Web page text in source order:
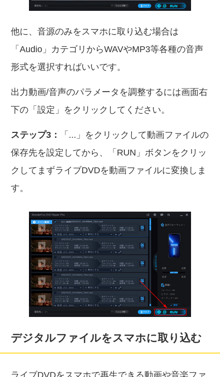
他に、音源のみをスマホに取り込む場合は
「Audio」カテゴリからWAVやMP3等各種の音声
形式を選択すればいいです。
出力動画/音声のパラメータを調整するには画面右
下の「設定」をクリックしてください。
ステップ3：
「...」をクリックして動画ファイルの
保存先を設定してから、「RUN」ボタンをクリッ
クしてまずライブDVDを動画ファイルに変換しま
す。
デジタルファイルをスマホに取り込む
ライブDVDをスマホで再生できる動画や音楽ファ